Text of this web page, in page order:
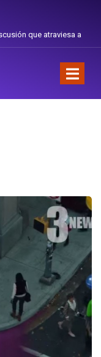
que atraviesa a